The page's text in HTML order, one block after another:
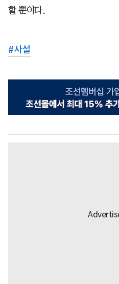
할 뿐이다.
#사설